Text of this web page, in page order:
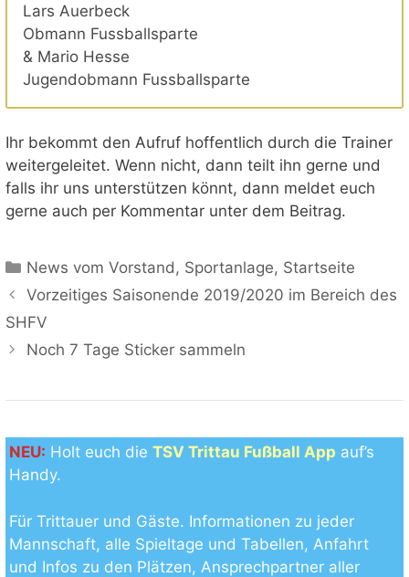
Lars Auerbeck
Obmann Fussballsparte
& Mario Hesse
Jugendobmann Fussballsparte
Ihr bekommt den Aufruf hoffentlich durch die Trainer
weitergeleitet. Wenn nicht, dann teilt ihn gerne und
falls ihr uns unterstützen könnt, dann meldet euch
gerne auch per Kommentar unter dem Beitrag.
Kategorien
News vom Vorstand, Sportanlage, Startseite
Vorzeitiges Saisonende 2019/2020 im Bereich des
SHFV
Noch 7 Tage Sticker sammeln
NEU: Holt euch die TSV Trittau Fußball App auf’s
Handy.
Für Trittauer und Gäste. Informationen zu jeder
Mannschaft, alle Spieltage und Tabellen, Anfahrt
und Infos zu den Plätzen, Ansprechpartner aller